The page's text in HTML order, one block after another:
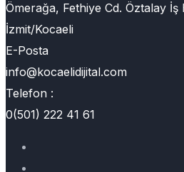
Ömerağa, Fethiye Cd. Öztalay İş
İzmit/Kocaeli
E-Posta
info@kocaelidijital.com
Telefon :
0(501) 222 41 61